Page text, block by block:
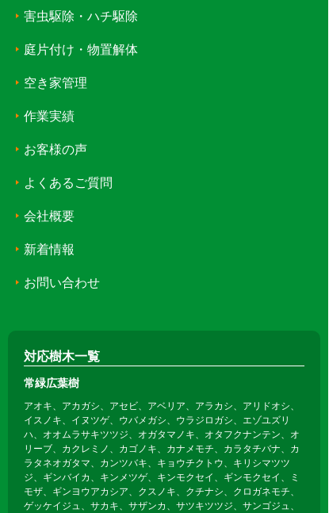
害虫駆除・ハチ駆除
庭片付け・物置解体
空き家管理
作業実績
お客様の声
よくあるご質問
会社概要
新着情報
お問い合わせ
対応樹木一覧
常緑広葉樹
アオキ、アカガシ、アセビ、アベリア、アラカシ、アリドオシ、
イスノキ、イヌツゲ、ウバメガシ、ウラジロガシ、エゾユズリ
ハ、オオムラサキツツジ、オガタマノキ、オタフクナンテン、オ
リーブ、カクレミノ、カゴノキ、カナメモチ、カラタチバナ、カ
ラタネオガタマ、カンツバキ、キョウチクトウ、キリシマツツ
ジ、ギンバイカ、キンメツゲ、キンモクセイ、ギンモクセイ、ミ
モザ、ギンヨウアカシア、クスノキ、クチナシ、クロガネモチ、
ゲッケイジュ、サカキ、サザンカ、サツキツツジ、サンゴジュ、